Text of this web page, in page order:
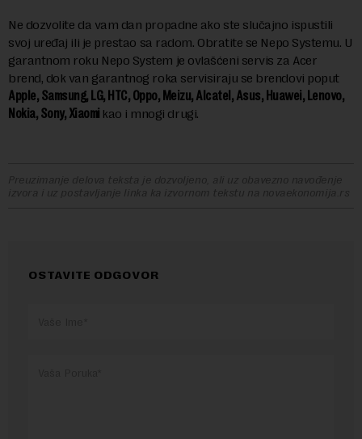
Ne dozvolite da vam dan propadne ako ste slučajno ispustili
svoj uređaj ili je prestao sa radom. Obratite se Nepo Systemu. U
garantnom roku Nepo System je ovlašćeni servis za Acer
brend, dok van garantnog roka servisiraju se brendovi poput
Apple, Samsung, LG, HTC, Oppo, Meizu, Alcatel, Asus, Huawei, Lenovo,
Nokia, Sony, Xiaomi kao i mnogi drugi.
Preuzimanje delova teksta je dozvoljeno, ali uz obavezno navođenje
izvora i uz postavljanje linka ka izvornom tekstu na novaekonomija.rs
OSTAVITE ODGOVOR